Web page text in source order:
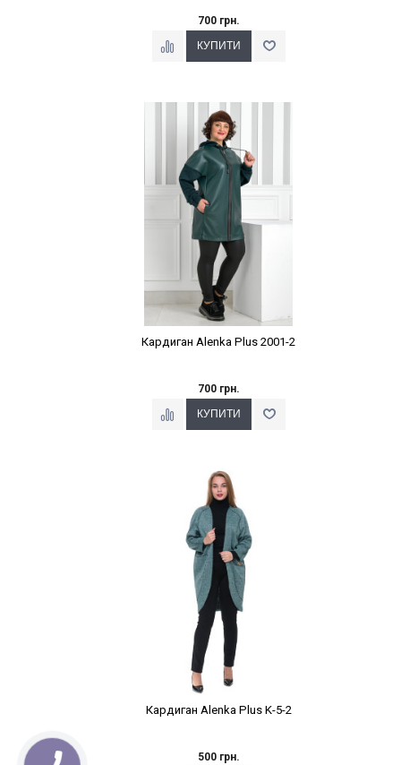
700 грн.
Наклейки Варіант з %
Кардиган Alenka Plus 2001-2
700 грн.
Наклейки Варіант з %
Кардиган Alenka Plus K-5-2
500 грн.